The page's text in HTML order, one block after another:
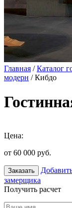
Главная /Каталог
модерн / Кибдо
Цена:
от 60 000 руб.
Заказать
замерщика
Получить расчет